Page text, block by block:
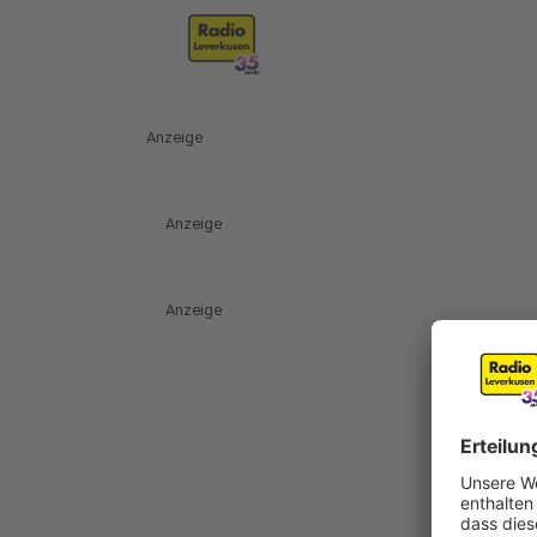
Anzeige
Anzeige
Anzeige